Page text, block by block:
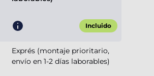
Incluido
Exprés (montaje prioritario,
envío en 1-2 días laborables)